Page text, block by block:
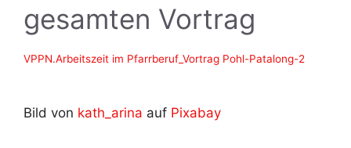
gesamten Vortrag
VPPN.Arbeitszeit im Pfarrberuf_Vortrag Pohl-Patalong-2
Bild von kath_arina auf Pixabay